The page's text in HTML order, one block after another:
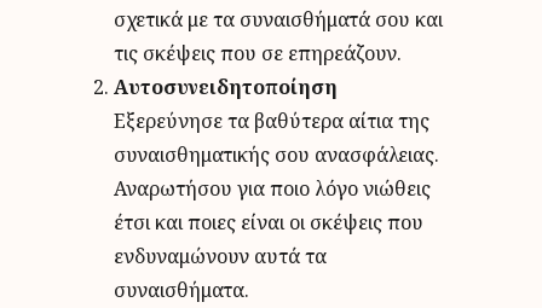
σχετικά με τα συναισθήματά σου και
τις σκέψεις που σε επηρεάζουν.
Αυτοσυνειδητοποίηση
Εξερεύνησε τα βαθύτερα αίτια της
συναισθηματικής σου ανασφάλειας.
Αναρωτήσου για ποιο λόγο νιώθεις
έτσι και ποιες είναι οι σκέψεις που
ενδυναμώνουν αυτά τα
συναισθήματα.